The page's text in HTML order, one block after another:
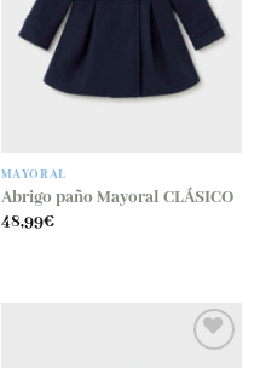
MAYORAL
Abrigo paño Mayoral CLÁSICO
48,99€